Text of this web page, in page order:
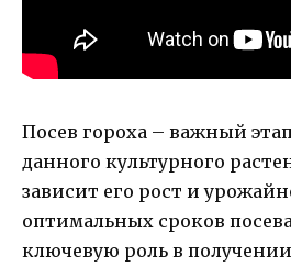
Посев гороха – важный
данного культурного
зависит его рост и
оптимальных сроков
ключевую роль в